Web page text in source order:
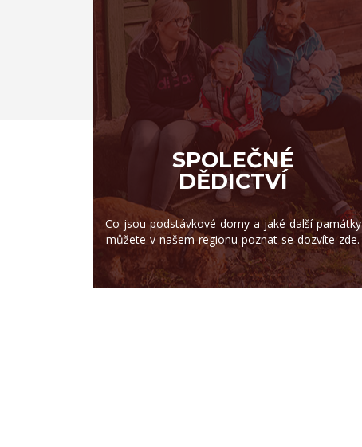
SPOLEČNÉ
DĚDICTVÍ
Co jsou podstávkové domy a jaké další památky
můžete v našem regionu poznat se dozvíte zde.